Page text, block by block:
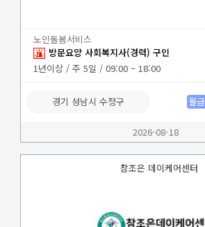
노인돌봄서비스
방문요양 사회복지사(경력) 구인
1년이상 / 주 5일 / 09:00 ~ 18:00
경기 성남시 수정구 월급
2026-08-18
참조은 데이케어센터